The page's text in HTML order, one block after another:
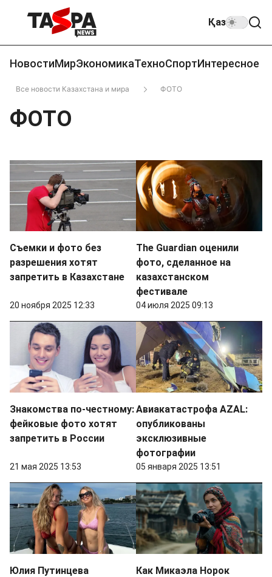
Қаз
НовостиМирЭкономикаТехноСпортИнтересное
Все новости Казахстана и мира ФОТО
ФОТО
Съемки и фото без
разрешения хотят
запретить в Казахстане
20 ноября 2025 12:33
The Guardian оценили
фото, сделанное на
казахстанском
фестивале
04 июля 2025 09:13
Знакомства по-честному:
фейковые фото хотят
запретить в России
21 мая 2025 13:53
Авиакатастрофа AZAL:
опубликованы
эксклюзивные
фотографии
05 января 2025 13:51
Юлия Путинцева
Как Микаэла Норок